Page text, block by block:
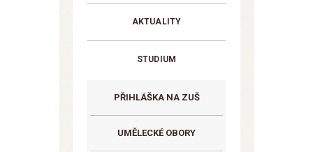
AKTUALITY
STUDIUM
PŘIHLÁŠKA NA ZUŠ
UMĚLECKÉ OBORY